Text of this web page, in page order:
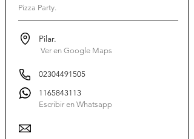
Pizza Party.
Pilar.
Ver en Google Maps
02304491505
1165843113
Escribir en Whatsapp